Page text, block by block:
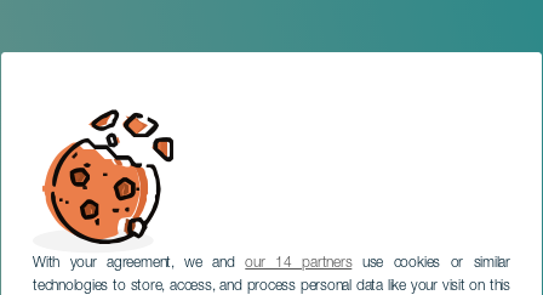
With your agreement, we andour 14 partnersuse cookies or similar
technologies to store, access, and process personal data like your visit on this